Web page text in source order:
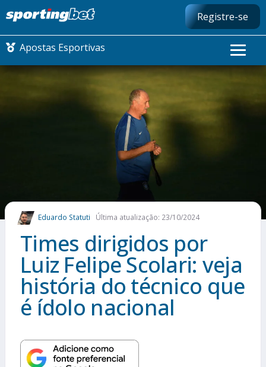
Registre-se
Apostas Esportivas
CONMEBOL LIBERTADORES
FUTEBOL NACIONAL
FUTEBOL INTERNACIONAL
MAIS ESPORTES
Eduardo Statuti Última atualização: 23/10/2024
Times dirigidos por
Luiz Felipe Scolari: veja
história do técnico que
é ídolo nacional